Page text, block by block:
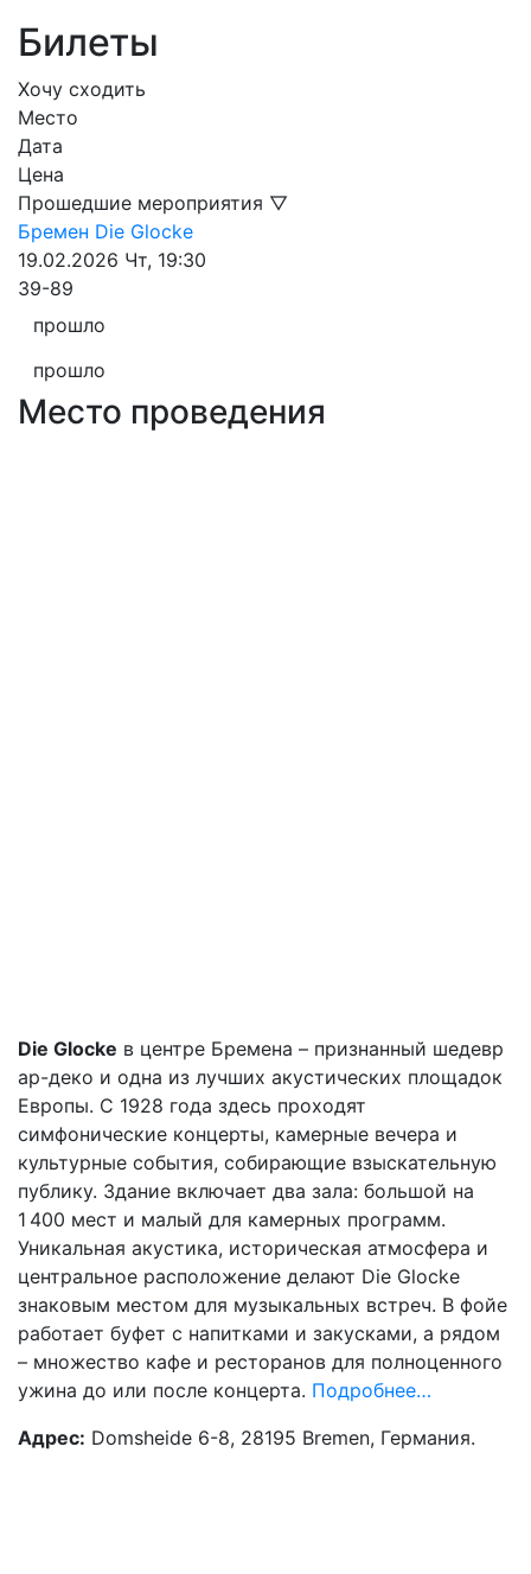
Билеты
Хочу сходить
Место
Дата
Цена
Прошедшие мероприятия ▽
Бремен Die Glocke
19.02.2026 Чт, 19:30
39-89
прошло
прошло
Место проведения
Die Glocke в центре Бремена – признанный шедевр
ар-деко и одна из лучших акустических площадок
Европы. С 1928 года здесь проходят
симфонические концерты, камерные вечера и
культурные события, собирающие взыскательную
публику. Здание включает два зала: большой на
1 400 мест и малый для камерных программ.
Уникальная акустика, историческая атмосфера и
центральное расположение делают Die Glocke
знаковым местом для музыкальных встреч. В фойе
работает буфет с напитками и закусками, а рядом
– множество кафе и ресторанов для полноценного
ужина до или после концерта. Подробнее…
Адрес: Domsheide 6-8, 28195 Bremen, Германия.